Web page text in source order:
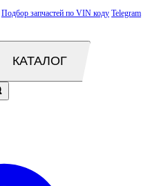
Подбор запчастей по VIN коду Telegram
КАТАЛОГ